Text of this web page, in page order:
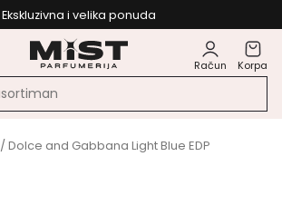
Ekskluzivna i velika ponuda
Račun Korpa
/ Dolce and Gabbana Light Blue EDP